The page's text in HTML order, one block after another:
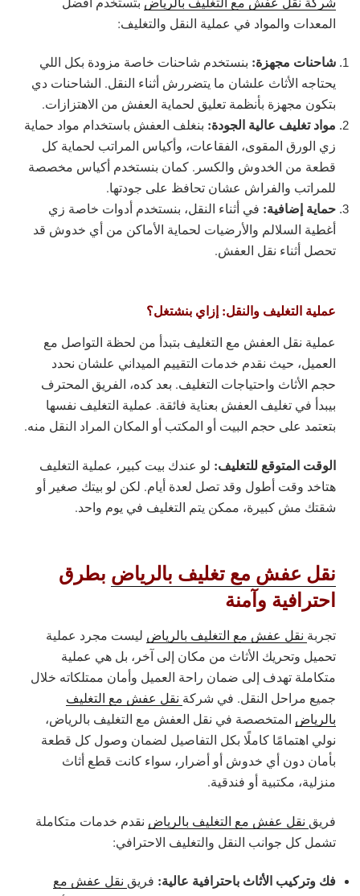
المعدات والمواد في عملية النقل والتغليف:
شاحنات مجهزة: بنستخدم شاحنات خاصة مزودة بكل اللي
يحتاجه الأثاث علشان ما يتضررش أثناء النقل. الشاحنات دي
بتكون مجهزة بأنظمة تعليق لحماية العفش من الاهتزازات.
مواد تغليف عالية الجودة: بنغلف العفش باستخدام مواد حماية
زي الورق المقوى، الفقاعات، وأكياس المراتب لحماية كل
قطعة من الخدوش والكسر. كمان بنستخدم أكياس مخصصة
للمراتب والفراش عشان تحافظ على جودتها.
حماية إضافية: في أثناء النقل، بنستخدم أدوات خاصة زي
أغطية السلالم والأرضيات لحماية الأماكن من أي خدوش قد
تحصل أثناء نقل العفش.
عملية التغليف والنقل: إزاي بنشتغل؟
عملية نقل العفش مع التغليف بتبدأ من لحظة التواصل مع
العميل، حيث نقدم خدمات التقييم الميداني علشان نحدد
حجم الأثاث واحتياجات التغليف. بعد كده، الفريق المحترف
بيبدأ في تغليف العفش بعناية فائقة. عملية التغليف نفسها
بتعتمد على حجم البيت أو المكتب أو المكان المراد النقل منه.
الوقت المتوقع للتغليف: لو عندك بيت كبير، عملية التغليف
هتاخد وقت أطول وقد تصل لعدة أيام. لكن لو بيتك صغير أو
شقتك مش كبيرة، ممكن يتم التغليف في يوم واحد.
نقل عفش مع تغليف بالرياض بطرق
احترافية وآمنة
تجربة نقل عفش مع التغليف بالرياض ليست مجرد عملية
تحميل وتحريك الأثاث من مكان إلى آخر، بل هي عملية
متكاملة تهدف إلى ضمان راحة العميل وأمان ممتلكاته خلال
جميع مراحل النقل. في شركة نقل عفش مع التغليف
بالرياض المتخصصة في نقل العفش مع التغليف بالرياض،
نولي اهتمامًا كاملًا بكل التفاصيل لضمان وصول كل قطعة
بأمان دون أي خدوش أو أضرار، سواء كانت قطع أثاث
منزلية، مكتبية أو فندقية.
فريق نقل عفش مع التغليف بالرياض نقدم خدمات متكاملة
تشمل كل جوانب النقل والتغليف الاحترافي:
فك وتركيب الأثاث باحترافية عالية: فريق نقل عفش مع